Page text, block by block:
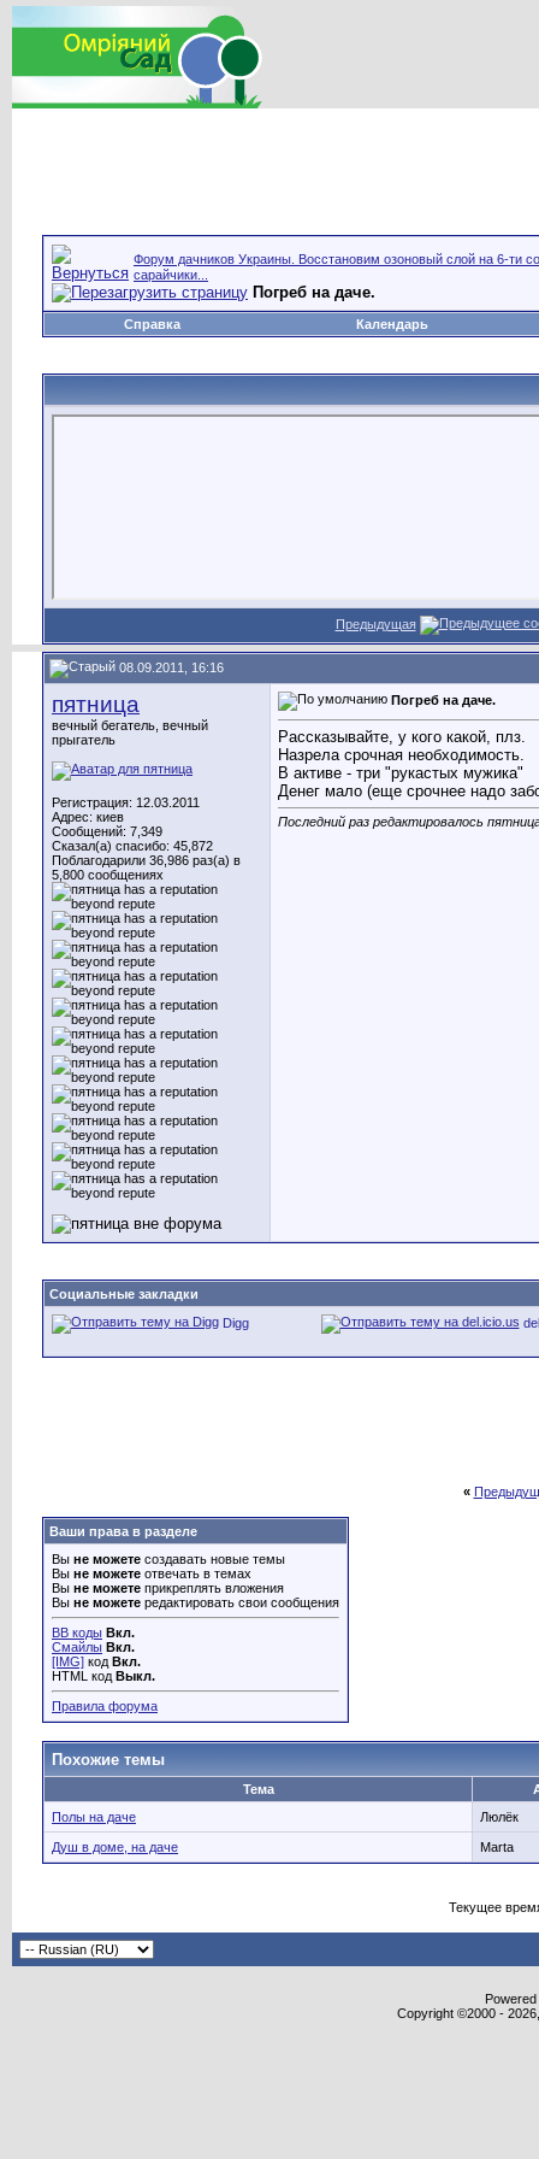
Форум дачников Украины. Восстановим озоновый слой на 6-ти
сарайчики...
Погреб на даче.
Справка Календарь
Предыдущая
08.09.2011, 16:16
пятница
вечный бегатель, вечный
прыгатель
Регистрация: 12.03.2011
Адрес: киев
Сообщений: 7,349
Сказал(а) спасибо: 45,872
Поблагодарили 36,986 раз(а) в
5,800 сообщениях
Погреб на даче.
Рассказывайте, у кого какой, плз.
Назрела срочная необходимость.
В активе - три "рукастых мужика"
Денег мало (еще срочнее надо
Последний раз редактировалось
Социальные закладки
Digg
«
Ваши права в разделе
Вы не можете создавать новые темы
Вы не можете отвечать в темах
Вы не можете прикреплять вложения
Вы не можете редактировать свои сообщения
BB коды Вкл.
Смайлы Вкл.
[IMG] код Вкл.
HTML код Выкл.
Правила форума
Похожие темы
Тема
Полы на даче
Люлёк
Душ в доме, на даче Marta
Текущее
Copyright ©2000 -